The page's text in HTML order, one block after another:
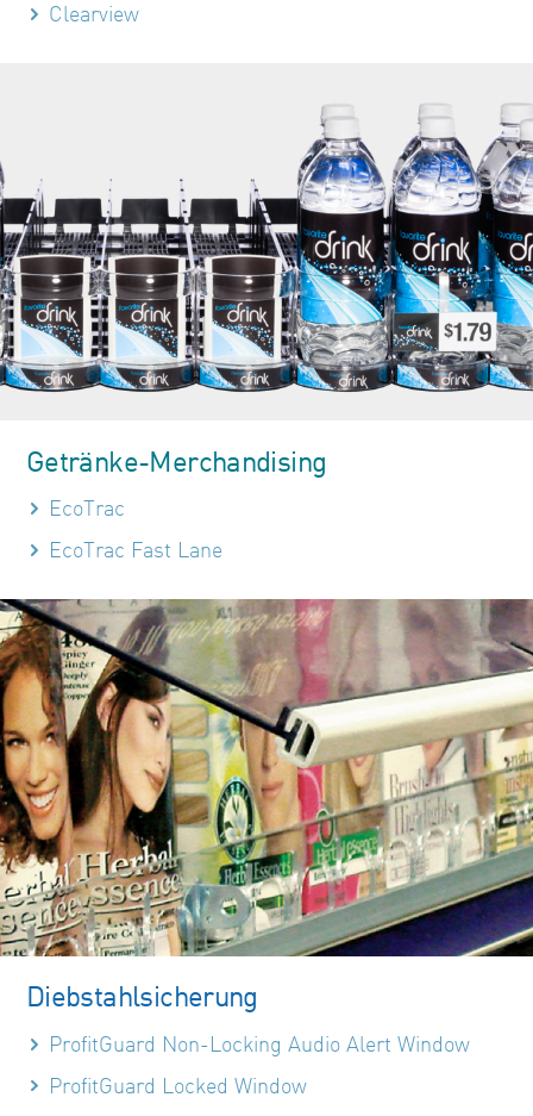
Clearview
Getränke-Merchandising
EcoTrac
EcoTrac Fast Lane
Diebstahlsicherung
ProfitGuard Non-Locking Audio Alert Window
ProfitGuard Locked Window